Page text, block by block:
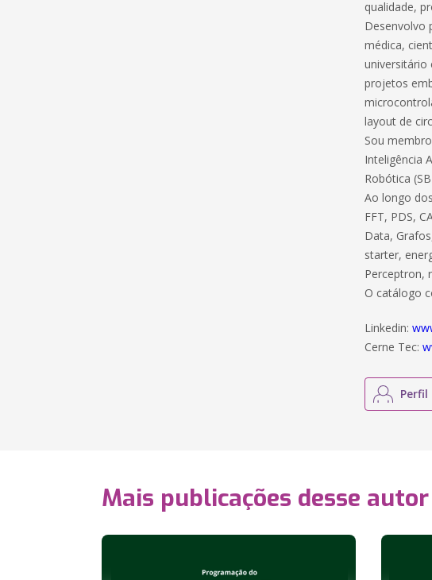
qualidade,
Desenvolvo
médica,
universitário
projetos
layout de
Sou
Inteligência
Robótica
Ao longo
FFT, PDS,
Data,
starter,
Perceptron,
O catálogo
Linkedin:
Cerne Tec:
Mais publicações desse autor